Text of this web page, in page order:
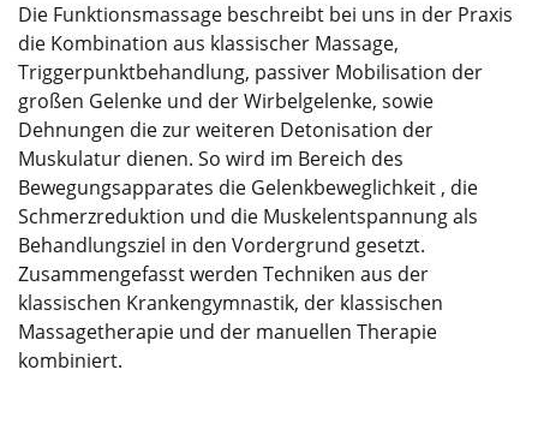
Die Funktionsmassage beschreibt bei uns in der Praxis
die Kombination aus klassischer Massage,
Triggerpunktbehandlung, passiver Mobilisation der
großen Gelenke und der Wirbelgelenke, sowie
Dehnungen die zur weiteren Detonisation der
Muskulatur dienen. So wird im Bereich des
Bewegungsapparates die Gelenkbeweglichkeit , die
Schmerzreduktion und die Muskelentspannung als
Behandlungsziel in den Vordergrund gesetzt.
Zusammengefasst werden Techniken aus der
klassischen Krankengymnastik, der klassischen
Massagetherapie und der manuellen Therapie
kombiniert.